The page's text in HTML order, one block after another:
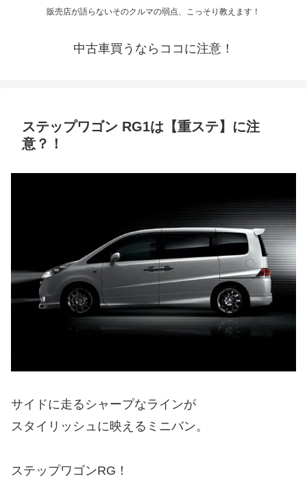
販売店が語らないそのクルマの弱点、こっそり教えます！
中古車買うならココに注意！
ステップワゴン RG1は【重ステ】に注
意？！
サイドに走るシャープなラインが
スタイリッシュに映えるミニバン。
ステップワゴンRG！